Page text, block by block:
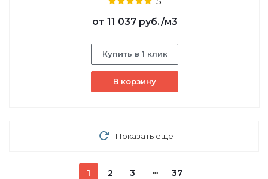
от 11 037 руб./м3
Купить в 1 клик
В корзину
Показать еще
1 2 3 37